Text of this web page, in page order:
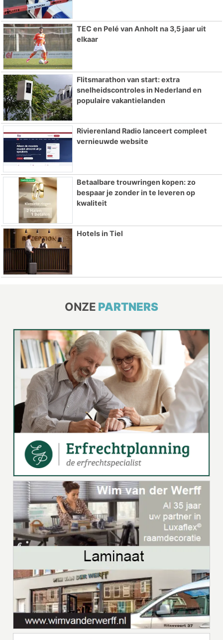
TEC en Pelé van Anholt na 3,5 jaar uit
elkaar
Flitsmarathon van start: extra
snelheidscontroles in Nederland en
populaire vakantielanden
Rivierenland Radio lanceert compleet
vernieuwde website
Betaalbare trouwringen kopen: zo
bespaar je zonder in te leveren op
kwaliteit
Hotels in Tiel
ONZE PARTNERS